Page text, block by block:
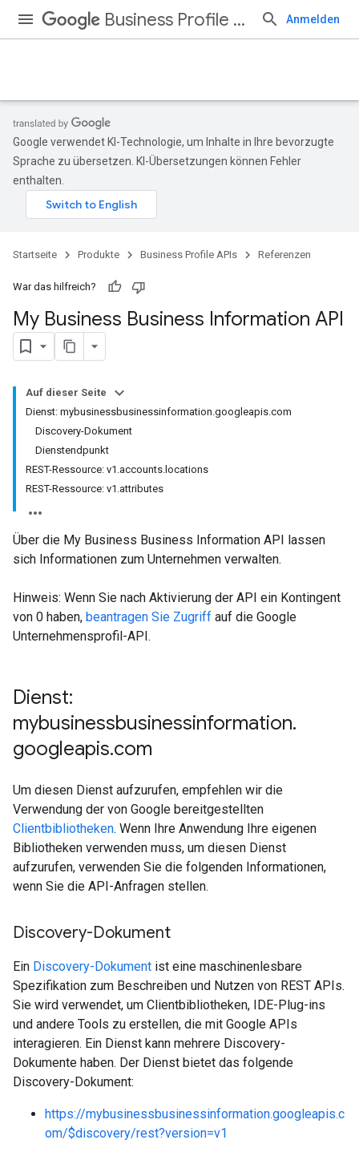
Business Profile APIs Anmelden
Google verwendet KI-Technologie, um Inhalte in Ihre bevorzugte
Sprache zu übersetzen. KI-Übersetzungen können Fehler
enthalten.
Startseite Produkte Business Profile APIs Referenzen
War das hilfreich?
My Business Business Information API
Auf dieser Seite
Dienst: mybusinessbusinessinformation.googleapis.com
Discovery-Dokument
Dienstendpunkt
REST-Ressource: v1.accounts.locations
REST-Ressource: v1.attributes
Über die My Business Business Information API lassen
sich Informationen zum Unternehmen verwalten.
Hinweis: Wenn Sie nach Aktivierung der API ein Kontingent
von 0 haben, beantragen Sie Zugriff auf die Google
Unternehmensprofil-API.
Dienst:
mybusinessbusinessinformation.
googleapis.com
Um diesen Dienst aufzurufen, empfehlen wir die
Verwendung der von Google bereitgestellten
Clientbibliotheken. Wenn Ihre Anwendung Ihre eigenen
Bibliotheken verwenden muss, um diesen Dienst
aufzurufen, verwenden Sie die folgenden Informationen,
wenn Sie die API-Anfragen stellen.
Discovery-Dokument
Ein Discovery-Dokument ist eine maschinenlesbare
Spezifikation zum Beschreiben und Nutzen von REST APIs.
Sie wird verwendet, um Clientbibliotheken, IDE-Plug-ins
und andere Tools zu erstellen, die mit Google APIs
interagieren. Ein Dienst kann mehrere Discovery-
Dokumente haben. Der Dienst bietet das folgende
Discovery-Dokument:
https://mybusinessbusinessinformation.googleapis.c
om/$discovery/rest?version=v1